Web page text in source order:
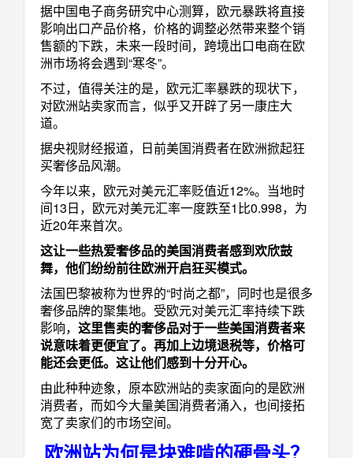
据中国电子商务研究中心测算，欧元暴跌将直接
影响出口产品价格，价格的调整必然带来整个销
售额的下跌，未来一段时间，跨境出口电商在欧
洲市场将会遇到“寒冬”。
不过，值得关注的是，欧元汇率暴跌的现状下，
对欧洲站卖家而言，似乎又开辟了另一康庄大
道。
据央视财经报道，日前美国消费者在欧洲掀起狂
买奢侈品风潮。
今年以来，欧元对美元汇率贬值近12%。当地时
间13日，欧元对美元汇率一度跌至1 比0.998，为
近20年来首次。
这让一些热爱奢侈品的美国消费者感到欢欣鼓
舞，他们纷纷前往欧洲开启狂买模式。
法国巴黎被称为世界的“时尚之都”，同时也是很多
奢侈品牌的聚集地。受欧元对美元汇率持续下跌
影响， 这里售卖的奢侈品对于一些美国消费者来
说意味着更便宜了。再加上边境退税等，价格可
能还会更低。这让他们感到十分开心。
由此种种迹象，原本欧洲站的卖家面向的是欧洲
消费者，而如今大量美国消费者涌入，也间接拓
宽了卖家们的市场空间。
欧洲站为何是块难啃的硬骨头？